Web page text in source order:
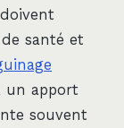
santé et
un apport
souvent